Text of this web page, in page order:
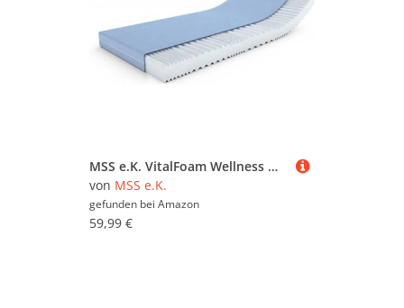
MSS e.K. VitalFoam Wellness Matratze Marken Kaltschaum / 90 x 200 cm / 7 Zonen / H3
von MSS e.K.
gefunden bei Amazon
59,99 €